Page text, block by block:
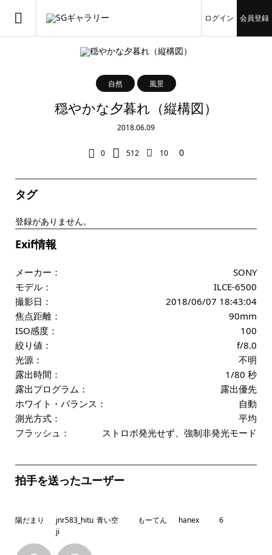
ログイン 会員登録
自然 風景
穏やかな夕暮れ（縦構図）
2018.06.09
0 512 10 0
タグ
登録がありません。
Exif情報
メーカー：
SONY
モデル：
ILCE-6500
撮影日：
2018/06/07 18:43:04
焦点距離：
90mm
ISO感度：
100
絞り値：
f/8.0
光源：
不明
露出時間：
1/80 秒
露出プログラム：
露出優先
ホワイト・バランス：
自動
測光方式：
平均
フラッシュ：
ストロボ発光せず、強制非発光モード
拍手を送ったユーザー
陽だまり
jnr583_hitu
ji
青い空 もーてん hanex 6